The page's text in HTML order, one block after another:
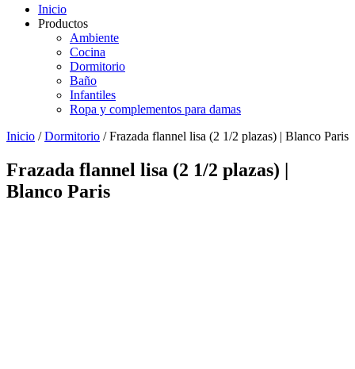
Inicio
Productos
Ambiente
Cocina
Dormitorio
Baño
Infantiles
Ropa y complementos para damas
Inicio /Dormitorio / Frazada flannel lisa (2 1/2 plazas) | Blanco Paris
Frazada flannel lisa (2 1/2 plazas) |
Blanco Paris